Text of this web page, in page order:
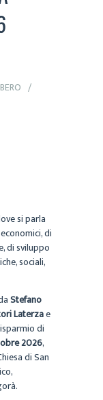
si parla
di
di sviluppo
sociali,
Stefano
Laterzae
di
2026,
di San